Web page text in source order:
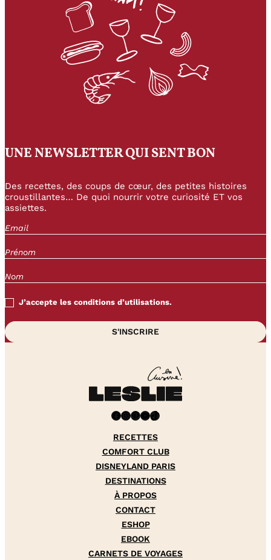
UNE NEWSLETTER QUI SENT BON
Des recettes, des coups de cœur, des petites histoires
croustillantes… De quoi nourrir votre curiosité ET vos
assiettes.
J’accepte les conditions d’utilisations.
Facebook InstagramPinterest YouTube TikTok
RECETTES
COMFORT CLUB
DISNEYLAND PARIS
DESTINATIONS
À PROPOS
CONTACT
ESHOP
EBOOK
CARNETS DE VOYAGES